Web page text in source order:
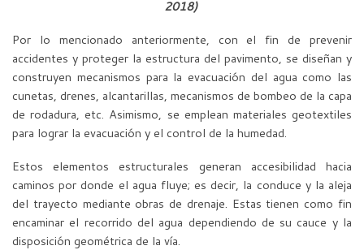
2018)
Por lo mencionado anteriormente, con el fin de prevenir
accidentes y proteger la estructura del pavimento, se diseñan y
construyen mecanismos para la evacuación del agua como las
cunetas, drenes, alcantarillas, mecanismos de bombeo de la capa
de rodadura, etc. Asimismo, se emplean materiales geotextiles
para lograr la evacuación y el control de la humedad.
Estos elementos estructurales generan accesibilidad hacia
caminos por donde el agua fluye; es decir, la conduce y la aleja
del trayecto mediante obras de drenaje. Estas tienen como fin
encaminar el recorrido del agua dependiendo de su cauce y la
disposición geométrica de la vía.